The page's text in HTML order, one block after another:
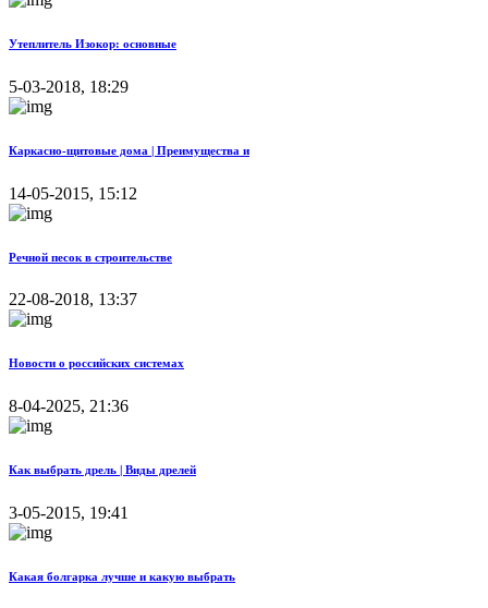
Утеплитель Изокор: основные
5-03-2018, 18:29
Каркасно-щитовые дома | Преимущества и
14-05-2015, 15:12
Речной песок в строительстве
22-08-2018, 13:37
Новости о российских системах
8-04-2025, 21:36
Как выбрать дрель | Виды дрелей
3-05-2015, 19:41
Какая болгарка лучше и какую выбрать